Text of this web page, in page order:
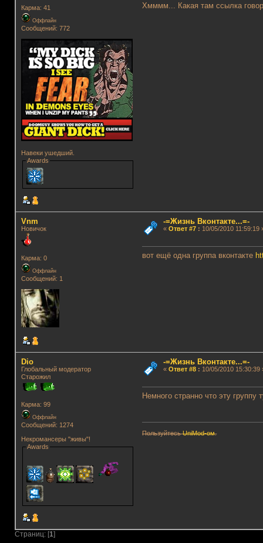
Карма: 41
Оффлайн
Сообщений: 772
Навеки ушедший.
Awards
Хмммм... Какая там ссылка
Vnm
Новичок
Карма: 0
Оффлайн
Сообщений: 1
-=Жизнь Вконтакте...=-
« Ответ #7: 10/05/2010 11:59:19
вот ещё одна группа вконтакте
Dio
Глобальный модератор
Старожил
Карма: 99
Оффлайн
Сообщений: 1274
Некромансеры "живы"!
Awards
-=Жизнь Вконтакте...=-
« Ответ #8: 10/05/2010 15:30:39
Немного странно что эту группу
ПользуйтесьUniMod-ом.
Страниц: [1]